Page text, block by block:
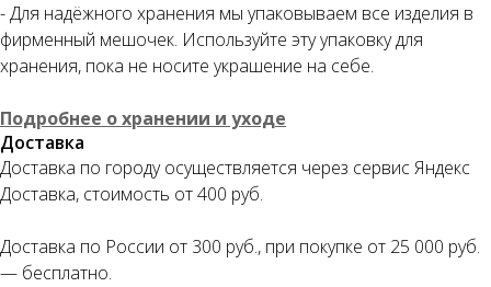
- Для надёжного хранения мы упаковываем все изделия в
фирменный мешочек. Используйте эту упаковку для
хранения, пока не носите украшение на себе.
Подробнее о хранении и уходе
Доставка
Доставка по городу осуществляется через сервис Яндекс
Доставка, стоимость от 400 руб.
Доставка по России от 300 руб., при покупке от 25 000 руб.
— бесплатно.
Оплатите сегодня 25% стоимости покупки
платежами раз в две недели.
Оплата
25%
Через
25% 25% 25%